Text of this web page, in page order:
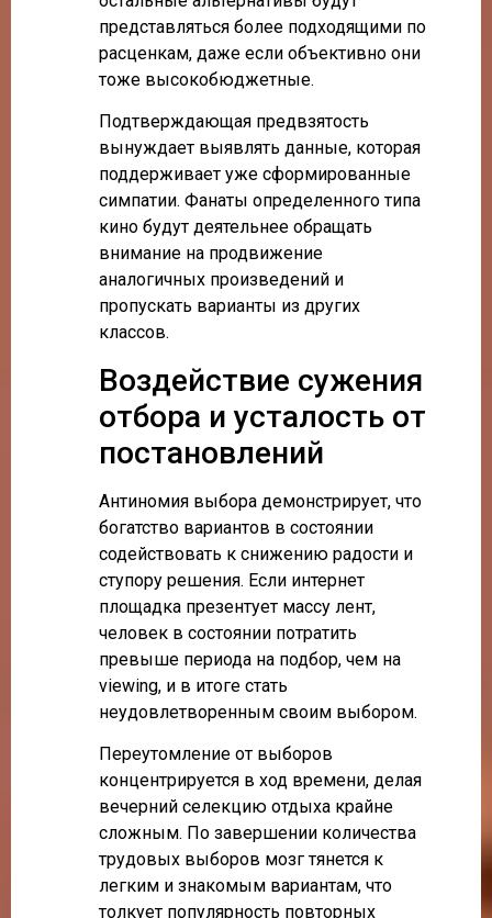
представляться более подходящими по
расценкам, даже если объективно они
тоже высокобюджетные.
Подтверждающая предвзятость
вынуждает выявлять данные, которая
поддерживает уже сформированные
симпатии. Фанаты определенного типа
кино будут деятельнее обращать
внимание на продвижение
аналогичных произведений и
пропускать варианты из других
классов.
Воздействие сужения
отбора и усталость от
постановлений
Антиномия выбора демонстрирует, что
богатство вариантов в состоянии
содействовать к снижению радости и
ступору решения. Если интернет
площадка презентует массу лент,
человек в состоянии потратить
превыше периода на подбор, чем на
viewing, и в итоге стать
неудовлетворенным своим выбором.
Переутомление от выборов
концентрируется в ход времени, делая
вечерний селекцию отдыха крайне
сложным. По завершении количества
трудовых выборов мозг тянется к
легким и знакомым вариантам, что
толкует популярность повторных